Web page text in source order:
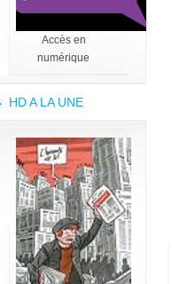
Accès en
numérique
HD A LA UNE